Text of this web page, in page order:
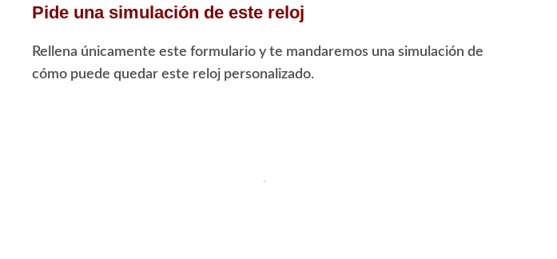
Pide una simulación de este reloj
Rellena únicamente este formulario y te mandaremos una simulación de
cómo puede quedar este reloj personalizado.